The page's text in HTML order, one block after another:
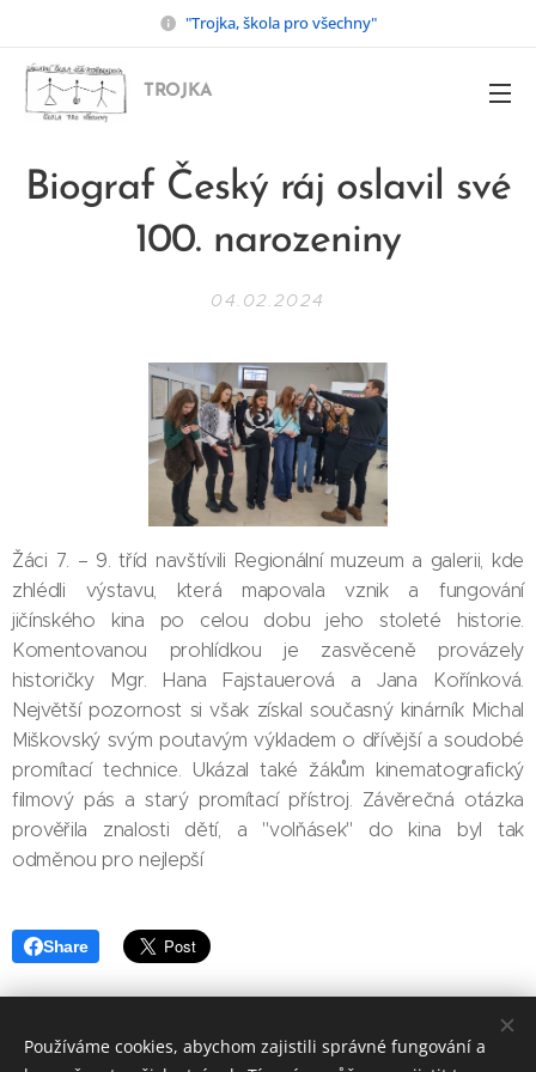
"Trojka, škola pro všechny"
TROJKA
Biograf Český ráj oslavil své
100. narozeniny
04.02.2024
Žáci 7. – 9. tříd navštívili Regionální muzeum a galerii, kde
zhlédli výstavu, která mapovala vznik a fungování
jičínského kina po celou dobu jeho stoleté historie.
Komentovanou prohlídkou je zasvěceně provázely
historičky Mgr. Hana Fajstauerová a Jana Kořínková.
Největší pozornost si však získal současný kinárník Michal
Miškovský svým poutavým výkladem o dřívější a soudobé
promítací technice. Ukázal také žákům kinematografický
filmový pás a starý promítací přístroj. Závěrečná otázka
prověřila znalosti dětí, a "volňásek" do kina byl tak
odměnou pro nejlepší
Share
Používáme cookies, abychom zajistili správné fungování a